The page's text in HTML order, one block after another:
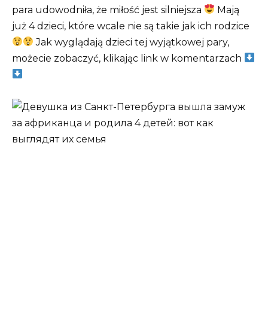
para udowodniła, że ​​miłość jest silniejsza
Mają
już 4 dzieci, które wcale nie są takie jak ich rodzice
Jak wyglądają dzieci tej wyjątkowej pary,
możecie zobaczyć, klikając link w komentarzach